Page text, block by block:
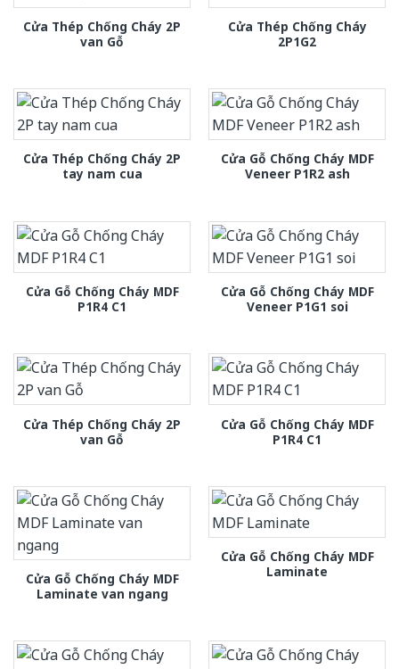
Cửa Thép Chống Cháy 2P
van Gỗ
Cửa Thép Chống Cháy
2P1G2
Cửa Thép Chống Cháy 2P
tay nam cua
Cửa Gỗ Chống Cháy MDF
Veneer P1R2 ash
Cửa Gỗ Chống Cháy MDF
P1R4 C1
Cửa Gỗ Chống Cháy MDF
Veneer P1G1 soi
Cửa Thép Chống Cháy 2P
van Gỗ
Cửa Gỗ Chống Cháy MDF
P1R4 C1
Cửa Gỗ Chống Cháy MDF
Laminate van ngang
Cửa Gỗ Chống Cháy MDF
Laminate